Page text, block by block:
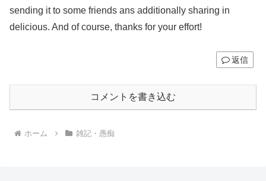
sending it to some friends ans additionally sharing in
delicious. And of course, thanks for your effort!
返信
コメントを書き込む
ホーム 雑記・愚痴